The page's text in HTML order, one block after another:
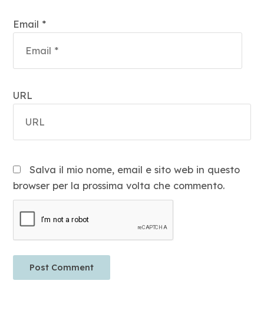
Email *
URL
Salva il mio nome, email e sito web in questo
browser per la prossima volta che commento.